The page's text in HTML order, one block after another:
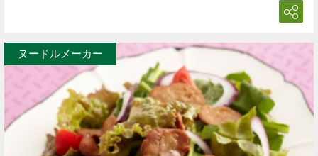
ヌードルメーカー